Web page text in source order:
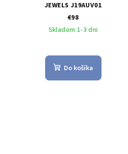
JEWELS J19AUV01
€98
Skladom 1-3 dni
Do košíka